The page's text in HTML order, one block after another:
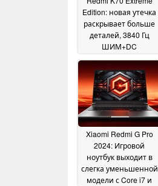
Edition: новая утечка
раскрывает больше
деталей, 3840 Гц
ШИМ+DC
ОЗУ и многое другое
19 July 2024
Xiaomi Redmi G Pro
2024: Игровой
ноутбук выходит в
слегка уменьшенной
модели с Core i7 и